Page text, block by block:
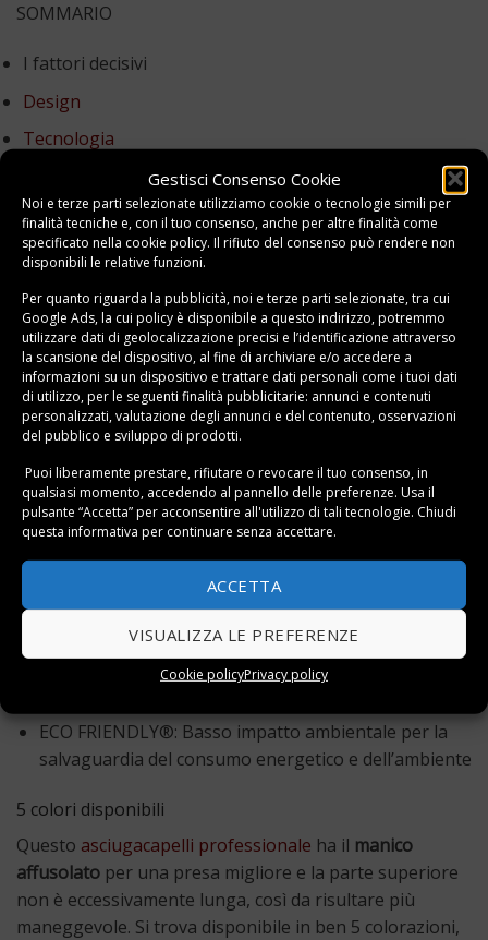
Gestisci Consenso Cookie
Noi e terze parti selezionate utilizziamo cookie o tecnologie simili per
finalità tecniche e, con il tuo consenso, anche per altre finalità come
specificato nella cookie policy. Il rifiuto del consenso può rendere non
disponibili le relative funzioni.
Per quanto riguarda la pubblicità, noi e terze parti selezionate, tra cui
Google Ads, la cui policy è disponibile a questo indirizzo, potremmo
utilizzare dati di geolocalizzazione precisi e l’identificazione attraverso
la scansione del dispositivo, al fine di archiviare e/o accedere a
informazioni su un dispositivo e trattare dati personali come i tuoi dati
di utilizzo, per le seguenti finalità pubblicitarie: annunci e contenuti
personalizzati, valutazione degli annunci e del contenuto, osservazioni
del pubblico e sviluppo di prodotti.
Puoi liberamente prestare, rifiutare o revocare il tuo consenso, in
qualsiasi momento, accedendo al pannello delle preferenze. Usa il
pulsante “Accetta” per acconsentire all'utilizzo di tali tecnologie. Chiudi
questa informativa per continuare senza accettare.
ACCETTA
VISUALIZZA LE PREFERENZE
Cookie policyPrivacy policy
SOMMARIO
I fattori decisivi
Design
Tecnologia
Accessori
Conclusioni
Scheda tecnica
Durata: 2.000 ore
Portata d’aria: 75 m3/h
Aria fredda: Istantanea azionata da microswitch
2 Velocità
IONIC & CERAMIC ® TECHNOLOGY: Indispensabile
per la salute e per l’eliminazione dell’elettricità
statica del capello
3 metri di cavo robustissimo
ECO FRIENDLY®: Basso impatto ambientale per la
salvaguardia del consumo energetico e dell’ambiente
5 colori disponibili
Questo asciugacapelli professionale ha il manico
affusolato per una presa migliore e la parte superiore
non è eccessivamente lunga, così da risultare più
maneggevole. Si trova disponibile in ben 5 colorazioni,